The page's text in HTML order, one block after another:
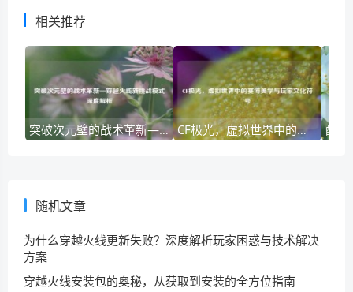
相关推荐
突破次元壁的战术革新—穿越火线新挑战模式深度解析 CF极光，虚拟世界中的赛博美学与玩家文化符号
随机文章
为什么穿越火线更新失败？深度解析玩家困惑与技术解决
方案
穿越火线安装包的奥秘，从获取到安装的全方位指南